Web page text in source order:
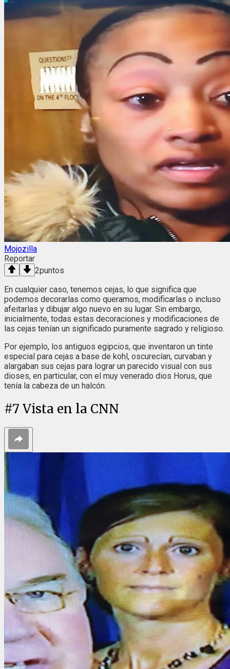
Mojozilla
Reportar
2puntos
En cualquier caso, tenemos cejas, lo que significa que
podemos decorarlas como queramos, modificarlas o incluso
afeitarlas y dibujar algo nuevo en su lugar. Sin embargo,
inicialmente, todas estas decoraciones y modificaciones de
las cejas tenían un significado puramente sagrado y religioso.
Por ejemplo, los antiguos egipcios, que inventaron un tinte
especial para cejas a base de kohl, oscurecían, curvaban y
alargaban sus cejas para lograr un parecido visual con sus
dioses, en particular, con el muy venerado dios Horus, que
tenía la cabeza de un halcón.
#7 Vista en la CNN